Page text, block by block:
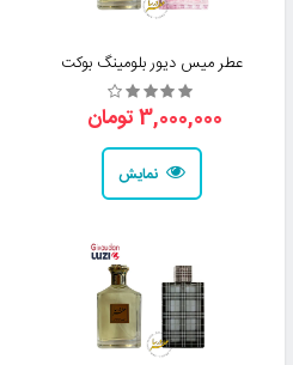
عطر میس دیور بلومینگ بوکت
3,000,000 تومان
نمایش